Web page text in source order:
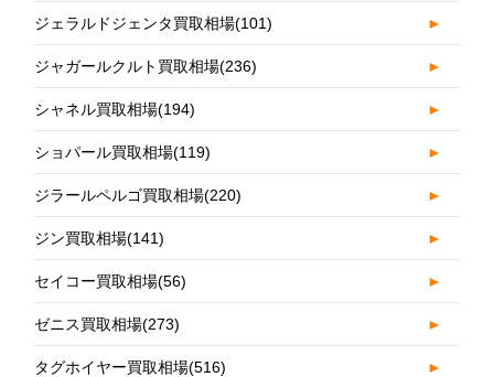
ジェラルドジェンタ買取相場(101) ►
ジャガールクルト買取相場(236) ►
シャネル買取相場(194) ►
ショパール買取相場(119) ►
ジラールペルゴ買取相場(220) ►
ジン買取相場(141) ►
セイコー買取相場(56) ►
ゼニス買取相場(273) ►
タグホイヤー買取相場(516) ►